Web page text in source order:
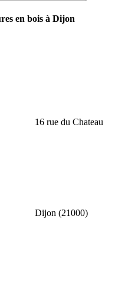
en bois à Dijon
16 rue du Chateau
Dijon (21000)